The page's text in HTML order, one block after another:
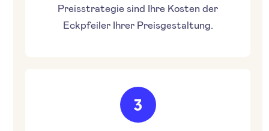
Preisstrategie sind Ihre Kosten der
Eckpfeiler Ihrer Preisgestaltung.
3